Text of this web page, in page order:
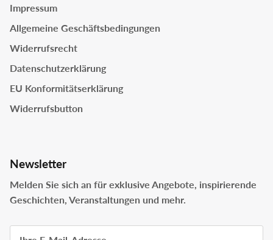
Impressum
Allgemeine Geschäftsbedingungen
Widerrufsrecht
Datenschutzerklärung
EU Konformitätserklärung
Widerrufsbutton
Newsletter
Melden Sie sich an für exklusive Angebote, inspirierende
Geschichten, Veranstaltungen und mehr.